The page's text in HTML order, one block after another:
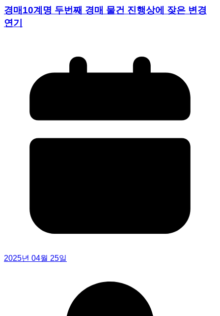
2025년 04월 25일